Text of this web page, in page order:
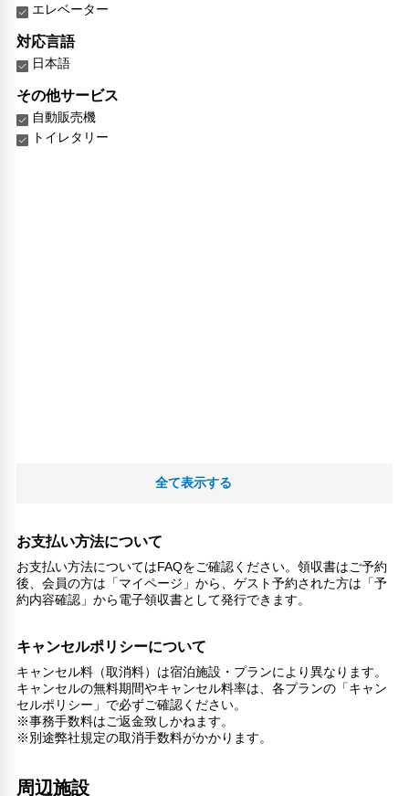
エレベーター
対応言語
日本語
その他サービス
自動販売機
トイレタリー
全て表示する
お支払い方法について
お支払い方法についてはFAQをご確認ください。領収書はご予約
後、会員の方は「マイページ」から、ゲスト予約された方は「予
約内容確認」から電子領収書として発行できます。
キャンセルポリシーについて
キャンセル料（取消料）は宿泊施設・プランにより異なります。
キャンセルの無料期間やキャンセル料率は、各プランの「キャン
セルポリシー」で必ずご確認ください。
※事務手数料はご返金致しかねます。
※別途弊社規定の取消手数料がかかります。
周辺施設